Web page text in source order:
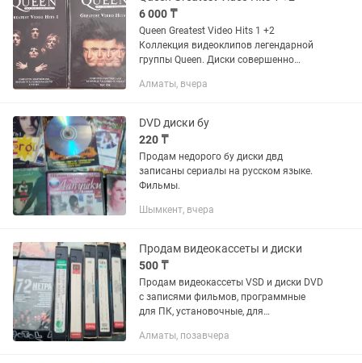
6 000 ₸
Queen Greatest Video Hits 1 +2
Коллекция видеоклипов легендарной
группы Queen. Диски совершенно
Сразу оба диска.
Алматы, вчера
DVD диски бу
220 ₸
Продам недорого бу диски двд
записаны сериалы на русском языке.
Фильмы.
Шымкент, вчера
Продам видеокассеты и диски
500 ₸
Продам видеокассеты VSD и диски DVD
с записями фильмов, программные
для ПК, установочные, для
вопросы по телефону, по цене
Алматы, позавчера